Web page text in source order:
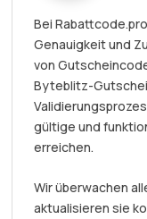
Bei
Genauigkeit und
von
Byteblitz-
gültige und
erreichen.
Wir überwachen
aktualisieren sie